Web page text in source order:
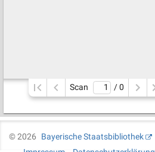
Scan / 0
©2026
Bayerische Staatsbibliothek